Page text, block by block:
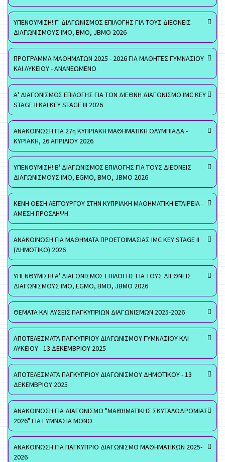
ΥΠΕΝΘΥΜΙΣΗ! Γ' ΔΙΑΓΩΝΙΣΜΟΣ ΕΠΙΛΟΓΗΣ ΓΙΑ ΤΟΥΣ ΔΙΕΘΝΕΙΣ
ΔΙΑΓΩΝΙΣΜΟΥΣ ΙΜΟ, ΒΜΟ, JBMO 2026
ΠΡΟΓΡΑΜΜΑ ΜΑΘΗΜΑΤΩΝ 2025 - 2026 ΓΙΑ ΜΑΘΗΤΕΣ ΓΥΜΝΑΣΙΟΥ
ΚΑΙ ΛΥΚΕΙΟΥ - ΑΝΑΝΕΩΜΕΝΟ
Α' ΔΙΑΓΩΝΙΣΜΟΣ ΕΠΙΛΟΓΗΣ ΓΙΑ ΤΟΝ ΔΙΕΘΝΗ ΔΙΑΓΩΝΙΣΜΟ IMC KEY
STAGE II ΚΑΙ KEY STAGE III 2026
ΑΝΑΚΟΙΝΩΣΗ ΓΙΑ 27η ΚΥΠΡΙΑΚΗ ΜΑΘΗΜΑΤΙΚΗ ΟΛΥΜΠΙΑΔΑ -
ΚΥΡΙΑΚΗ, 26 ΑΠΡΙΛΙΟΥ 2026
ΥΠΕΝΘΥΜΙΣΗ! Β' ΔΙΑΓΩΝΙΣΜΟΣ ΕΠΙΛΟΓΗΣ ΓΙΑ ΤΟΥΣ ΔΙΕΘΝΕΙΣ
ΔΙΑΓΩΝΙΣΜΟΥΣ ΙΜΟ, EGMO, ΒΜΟ, JBMO 2026
ΚΕΝΗ ΘΕΣΗ ΛΕΙΤΟΥΡΓΟΥ ΣΤΗΝ ΚΥΠΡΙΑΚΗ ΜΑΘΗΜΑΤΙΚΗ ΕΤΑΙΡΕΙΑ -
ΑΜΕΣΗ ΠΡΟΣΛΗΨΗ
ΑΝΑΚΟΙΝΩΣΗ ΓΙΑ ΜΑΘΗΜΑΤΑ ΠΡΟΕΤΟΙΜΑΣΙΑΣ IMC KEY STAGE II
(ΔΗΜΟΤΙΚΟ) 2026
ΥΠΕΝΘΥΜΙΣΗ! Α' ΔΙΑΓΩΝΙΣΜΟΣ ΕΠΙΛΟΓΗΣ ΓΙΑ ΤΟΥΣ ΔΙΕΘΝΕΙΣ
ΔΙΑΓΩΝΙΣΜΟΥΣ ΙΜΟ, EGMO, ΒΜΟ, JBMO 2026
ΘΕΜΑΤΑ ΚΑΙ ΛΥΣΕΙΣ ΠΑΓΚΥΠΡΙΩΝ ΔΙΑΓΩΝΙΣΜΩΝ 2025-2026
ΑΠΟΤΕΛΕΣΜΑΤΑ ΠΑΓΚΥΠΡΙΟΥ ΔΙΑΓΩΝΙΣΜΟΥ ΓΥΜΝΑΣΙΟΥ ΚΑΙ
ΛΥΚΕΙΟΥ - 13 ΔΕΚΕΜΒΡΙΟΥ 2025
ΑΠΟΤΕΛΕΣΜΑΤΑ ΠΑΓΚΥΠΡΙΟΥ ΔΙΑΓΩΝΙΣΜΟΥ ΔΗΜΟΤΙΚΟΥ - 13
ΔΕΚΕΜΒΡΙΟΥ 2025
ΑΝΑΚΟΙΝΩΣΗ ΓΙΑ ΔΙΑΓΩΝΙΣΜΟ "ΜΑΘΗΜΑΤΙΚΗΣ ΣΚΥΤΑΛΟΔΡΟΜΙΑΣ
2026" ΓΙΑ ΓΥΜΝΑΣΙΑ ΜΟΝΟ
ΑΝΑΚΟΙΝΩΣΗ ΓΙΑ ΠΑΓΚΥΠΡΙΟ ΔΙΑΓΩΝΙΣΜΟ ΜΑΘΗΜΑΤΙΚΩΝ 2025-
2026